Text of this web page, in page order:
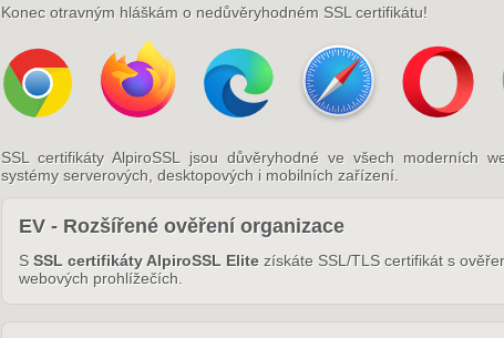
Konec otravným hláškám o nedůvěryhodném SSL certifikátu!
SSL certifikáty AlpiroSSL jsou důvěryhodné ve všech moderních
systémy serverových, desktopových i mobilních zařízení.
EV - Rozšířené ověření organizace
S SSL certifikáty AlpiroSSL Elite získáte SSL/TLS certifikát s
webových prohlížečích.